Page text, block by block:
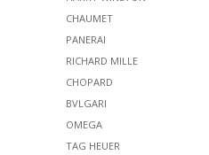
CHAUMET
PANERAI
RICHARD MILLE
CHOPARD
BVLGARI
OMEGA
TAG HEUER